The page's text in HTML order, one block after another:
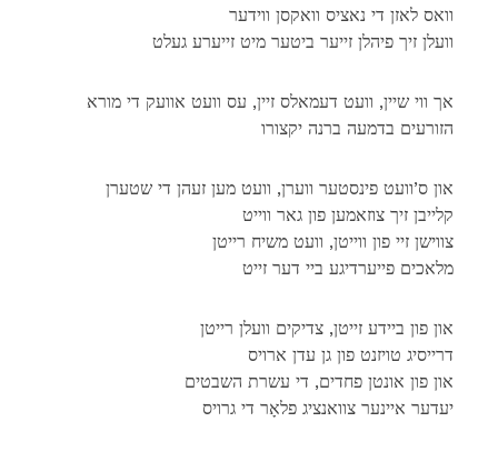
וואס לאזן די נאציס וואקסן ווידער
וועלן זיך פיהלן זייער ביטער מיט זייערע געלט
אך ווי שיין, וועט דעמאלס זיין, עס וועט אוועק די מורא
הזורעים בדמעה ברנה יקצורו
און ס’וועט פינסטער ווערן, וועט מען זעהן די שטערן
קלייבן זיך צוזאמען פון גאר ווייט
צווישן זיי פון ווייטן, וועט משיח רייטן
מלאכים פייערדיגע ביי דער זייט
און פון ביידע זייטן, צדיקים וועלן רייטן
דרייסיג טויזנט פון גן עדן ארויס
און פון אונטן פחדים, די עשרת השבטים
יעדער איינער צוואנציג פלאָר די גרויס